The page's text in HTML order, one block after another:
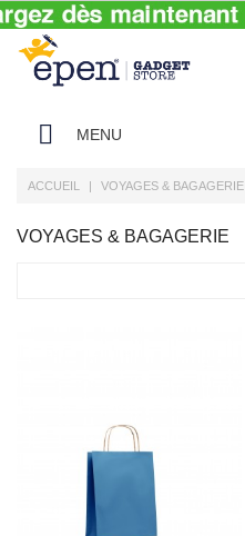
MENU
ACCUEIL VOYAGES & BAGAGERIE
VOYAGES & BAGAGERIE